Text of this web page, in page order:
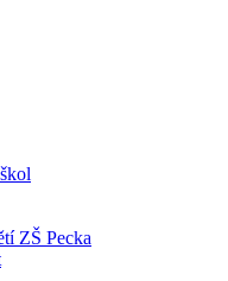
ZŠ Pecka